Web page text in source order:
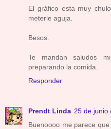
El gráfico esta muy
meterle aguja.
Besos.
Te mandan saludos
preparando la comida.
Responder
Prendt Linda 25 de junio
Buenoooo me parece